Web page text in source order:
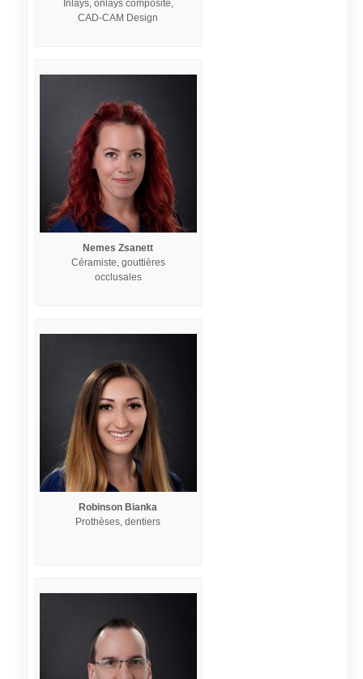
Inlays, onlays composite,
CAD-CAM Design
Nemes Zsanett
Céramiste, gouttières
occlusales
Robinson Bianka
Prothèses, dentiers